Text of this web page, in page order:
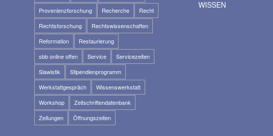
Provenienzforschung
Recherche
Recht
Rechtsforschung
Rechtswissenschaften
Reformation
Restaurierung
sbb online offen
Service
Servicezeiten
Slawistik
Stipendienprogramm
Werkstattgespräch
Wissenswerkstatt
Workshop
Zeitschriftendatenbank
Zeitungen
Öffnungszeiten
WISSEN